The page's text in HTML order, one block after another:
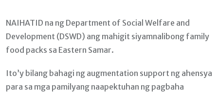
NAIHATID na ng Department of Social Welfare and
Development (DSWD) ang mahigit siyamnalibong family
food packs sa Eastern Samar.
Ito’y bilang bahagi ng augmentation support ng ahensya
para sa mga pamilyang naapektuhan ng pagbaha